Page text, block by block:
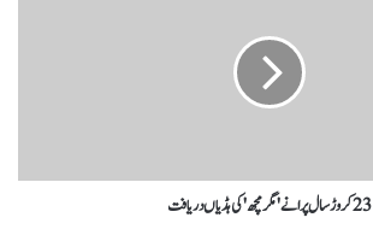
23 کروڑ سال پرانے 'مگرمچھ' کی ہڈیاں دریافت